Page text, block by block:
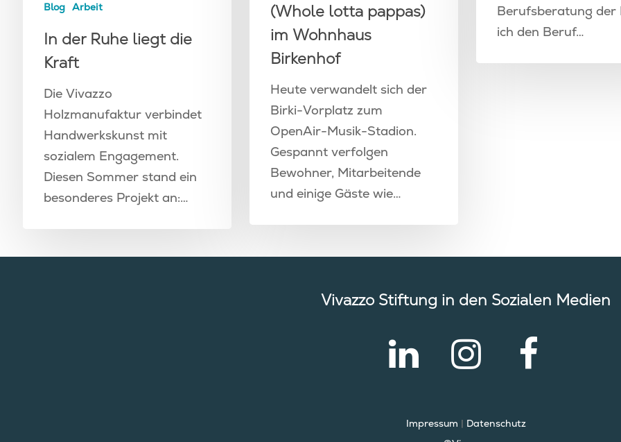
Blog Arbeit
In der Ruhe liegt die
Kraft
Die Vivazzo
Holzmanufaktur verbindet
Handwerkskunst mit
sozialem Engagement.
Diesen Sommer stand ein
besonderes Projekt an:…
(Whole lotta pappas)
im Wohnhaus
Birkenhof
Heute verwandelt sich der
Birki-Vorplatz zum
OpenAir-Musik-Stadion.
Gespannt verfolgen
Bewohner, Mitarbeitende
und einige Gäste wie…
Berufsberatung der
ich den Beruf…
Vivazzo Stiftung in den Sozialen Medien
Impressum | Datenschutz